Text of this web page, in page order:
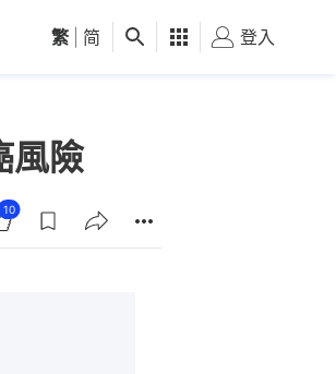
觀點 健康 好食玩飛
繁 简 登入
風險
10